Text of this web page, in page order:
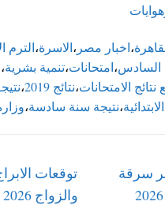
،اخبار مصر ،الاسرة،الترم
،امتحانات،تنمية بشرية،
نتائج الامتحانات،نتائج 2019 ،
،نتيجة سنة سادسة،
سرقة
الموبايل في مصر 2026
Next
post:
توقعات